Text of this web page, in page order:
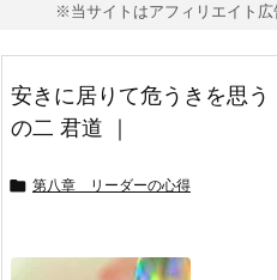
※当サイトはアフィリエイト広
安きに居りて危うきを思
の二 君道 ｜
 第八章 リーダーの心得